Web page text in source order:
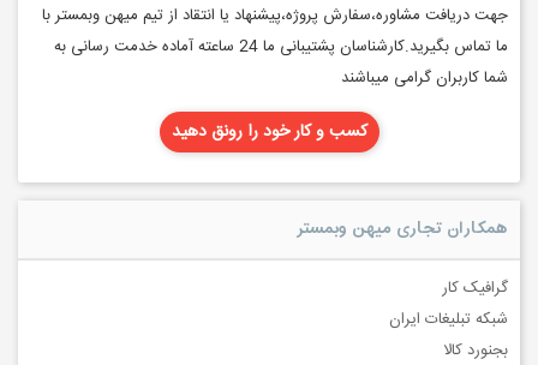
جهت دریافت مشاوره،سفارش پروژه،پیشنهاد یا انتقاد از تیم میهن وبمستر با
ما تماس بگیرید.کارشناسان پشتیبانی ما 24 ساعته آماده خدمت رسانی به
شما کاربران گرامی میباشند
کسب و کار خود را رونق دهید
همکاران تجاری میهن وبمستر
گرافیک کار
شبکه تبلیغات ایران
بجنورد کالا